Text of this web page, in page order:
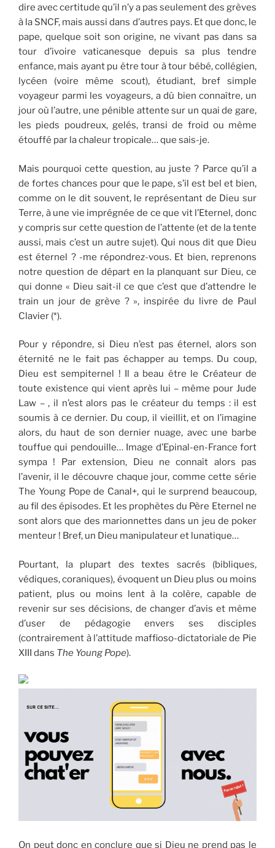
dire avec certitude qu’il n’y a pas seulement des grèves
à la SNCF, mais aussi dans d’autres pays. Et que donc, le
pape, quelque soit son origine, ne vivant pas dans sa
tour d’ivoire vaticanesque depuis sa plus tendre
enfance, mais ayant pu être tour à tour bébé, collégien,
lycéen (voire même scout), étudiant, bref simple
voyageur parmi les voyageurs, a dû bien connaître, un
jour où l’autre, une pénible attente sur un quai de gare,
les pieds poudreux, gelés, transi de froid ou même
étouffé par la chaleur tropicale… que sais-je.
Mais pourquoi cette question, au juste ? Parce qu’il a
de fortes chances pour que le pape, s’il est bel et bien,
comme on le dit souvent, le représentant de Dieu sur
Terre, à une vie imprégnée de ce que vit l’Eternel, donc
y compris sur cette question de l’attente (et de la tente
aussi, mais c’est un autre sujet). Qui nous dit que Dieu
est éternel ? -me répondrez-vous. Et bien, reprenons
notre question de départ en la planquant sur Dieu, ce
qui donne « Dieu sait-il ce que c’est que d’attendre le
train un jour de grève ? », inspirée du livre de Paul
Clavier (*).
Pour y répondre, si Dieu n’est pas éternel, alors son
éternité ne le fait pas échapper au temps. Du coup,
Dieu est sempiternel ! Il a beau être le Créateur de
toute existence qui vient après lui – même pour Jude
Law – , il n’est alors pas le créateur du temps : il est
soumis à ce dernier. Du coup, il vieillit, et on l’imagine
alors, du haut de son dernier nuage, avec une barbe
touffue qui pendouille… Image d’Epinal-en-France fort
sympa ! Par extension, Dieu ne connaît alors pas
l’avenir, il le découvre chaque jour, comme cette série
The Young Pope de Canal+, qui le surprend beaucoup,
au fil des épisodes. Et les prophètes du Père Eternel ne
sont alors que des marionnettes dans un jeu de poker
menteur ! Bref, un Dieu manipulateur et lunatique…
Pourtant, la plupart des textes sacrés (bibliques,
védiques, coraniques), évoquent un Dieu plus ou moins
patient, plus ou moins lent à la colère, capable de
revenir sur ses décisions, de changer d’avis et même
d’user de pédagogie envers ses disciples
(contrairement à l’attitude maffioso-dictatoriale de Pie
XIII dans The Young Pope).
On peut donc en conclure que si Dieu ne prend pas le